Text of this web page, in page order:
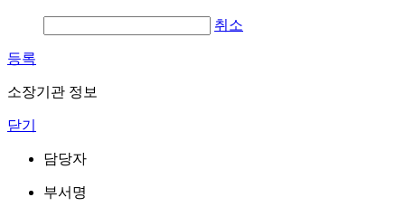
취소
등록
소장기관 정보
닫기
담당자
부서명